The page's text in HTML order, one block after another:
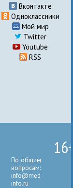
Вконтакте
Одноклассники
Мой мир
Twitter
Youtube
RSS
По общим
вопросам:
info@med-
info.ru